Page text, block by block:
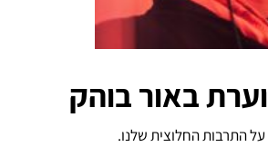
באור בוהק
התרבות החלוצית שלנו.